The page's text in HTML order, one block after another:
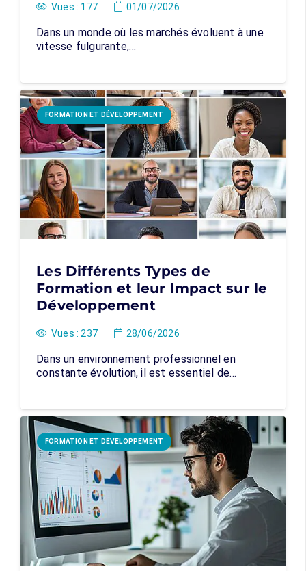
Vues : 177 01/07/2026
Dans un monde où les marchés évoluent à une
vitesse fulgurante,…
FORMATION ET DÉVELOPPEMENT
Les Différents Types de
Formation et leur Impact sur le
Développement
Vues :237 28/06/2026
Dans un environnement professionnel en
constante évolution, il est essentiel de…
FORMATION ET DÉVELOPPEMENT